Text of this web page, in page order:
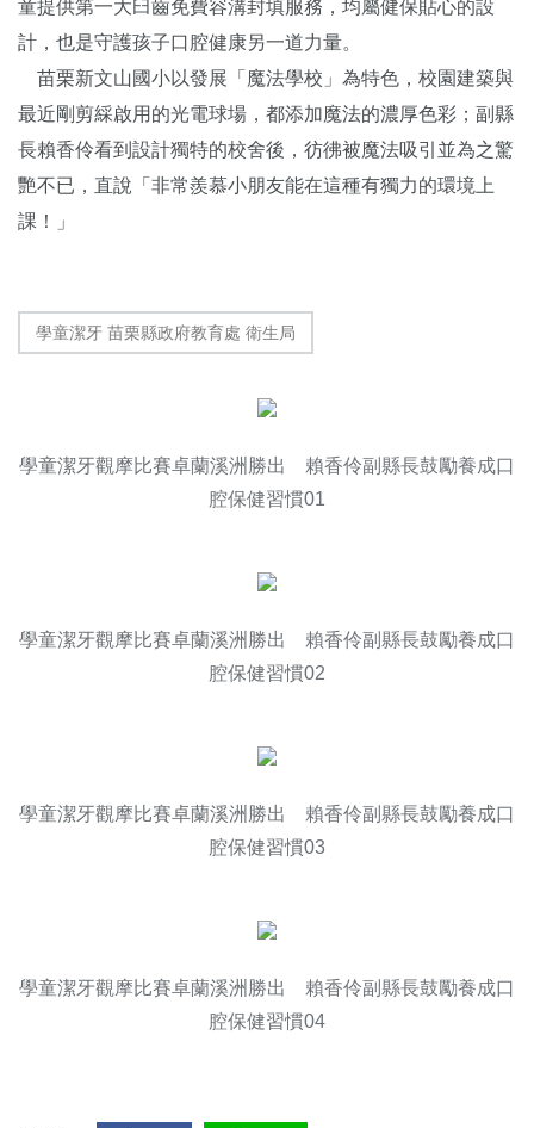
童提供第一大臼齒免費容溝封填服務，均屬健保貼心的設
計，也是守護孩子口腔健康另一道力量。
苗栗新文山國小以發展「魔法學校」為特色，校園建築與
最近剛剪綵啟用的光電球場，都添加魔法的濃厚色彩；副縣
長賴香伶看到設計獨特的校舍後，彷彿被魔法吸引並為之驚
艷不已，直說「非常羨慕小朋友能在這種有獨力的環境上
課！」
學童潔牙 苗栗縣政府教育處 衛生局
學童潔牙觀摩比賽卓蘭溪洲勝出 賴香伶副縣長鼓勵養成口
腔保健習慣01
學童潔牙觀摩比賽卓蘭溪洲勝出 賴香伶副縣長鼓勵養成口
腔保健習慣02
學童潔牙觀摩比賽卓蘭溪洲勝出 賴香伶副縣長鼓勵養成口
腔保健習慣03
學童潔牙觀摩比賽卓蘭溪洲勝出 賴香伶副縣長鼓勵養成口
腔保健習慣04